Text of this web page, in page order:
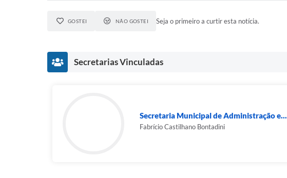
GOSTEI NÃO GOSTEI Seja o primeiro a curtir esta notícia.
Secretarias Vinculadas
Secretaria Municipal de Administração e...
Fabrício Castilhano Bontadini